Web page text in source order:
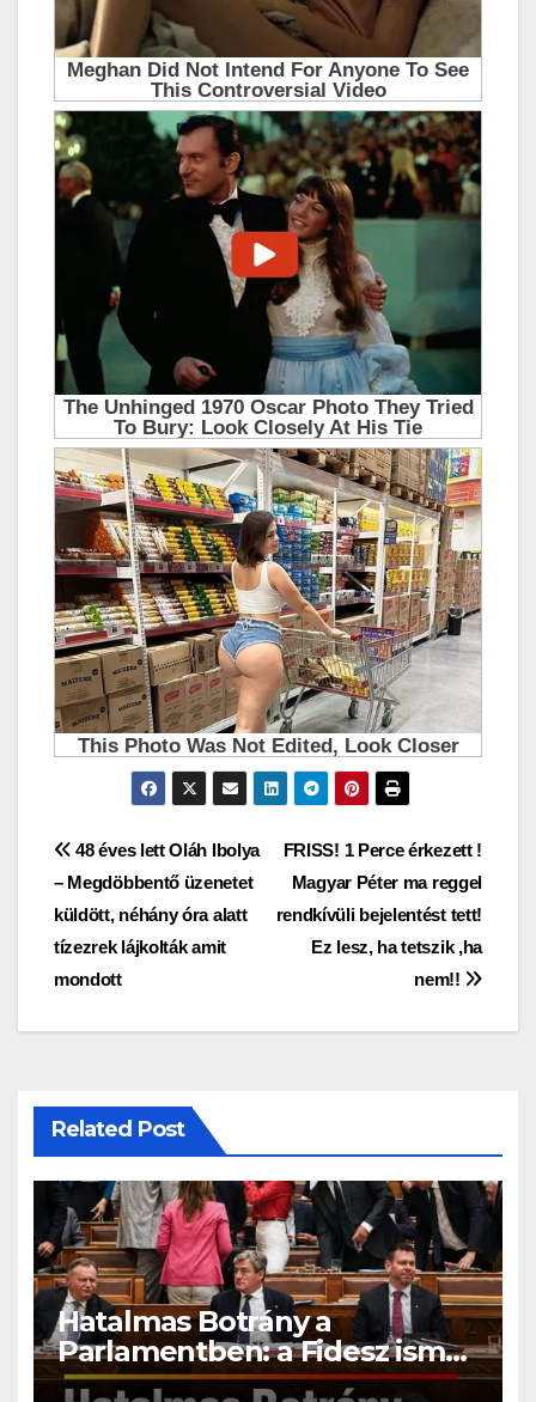
Bejegyzés
navigáció
FRISS! 1 Perce érkezett !
Magyar Péter ma reggel
rendkívüli bejelentést tett!
Ez lesz, ha tetszik ,ha
nem!!
48 éves lett Oláh Ibolya
– Megdöbbentő üzenetet
küldött, néhány óra alatt
tízezrek lájkolták amit
mondott
Related Post
Hatalmas Botrány a
Parlamentben: a Fidesz ismét
kitett magáért!